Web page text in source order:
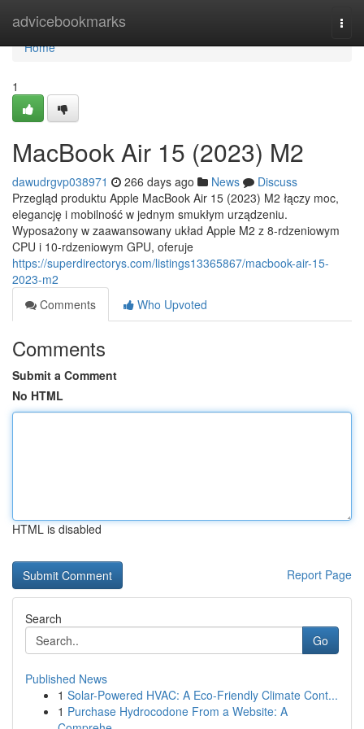
advicebookmarks
Home
Home
1
MacBook Air 15 (2023) M2
dawudrgvp038971 266 days ago News
Discuss
Przegląd produktu Apple MacBook Air 15 (2023) M2 łączy moc,
elegancję i mobilność w jednym smukłym urządzeniu.
Wyposażony w zaawansowany układ Apple M2 z 8-rdzeniowym
CPU i 10-rdzeniowym GPU, oferuje
https://superdirectorys.com/listings13365867/macbook-air-15-
2023-m2
Comments
Who Upvoted
Comments
Submit a Comment
No HTML
HTML is disabled
Report Page
Search
Go
Published News
1 Solar-Powered HVAC: A Eco-Friendly Climate Cont...
1 Purchase Hydrocodone From a Website: A